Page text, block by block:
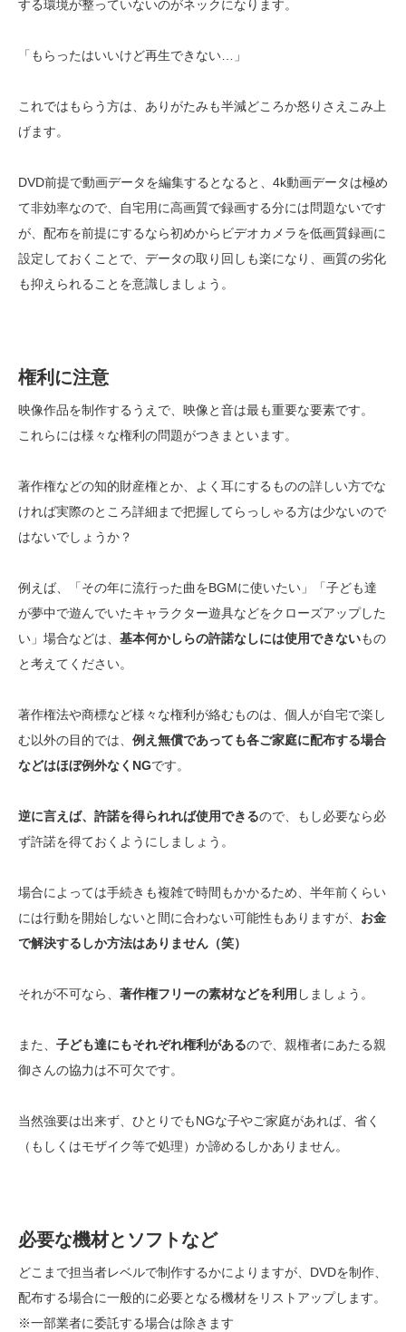
する環境が整っていないのがネックになります。
「もらったはいいけど再生できない…」
これではもらう方は、ありがたみも半減どころか怒りさえこみ上
げます。
DVD前提で動画データを編集するとなると、4k動画データは極め
て非効率なので、自宅用に高画質で録画する分には問題ないです
が、配布を前提にするなら初めからビデオカメラを低画質録画に
設定しておくことで、データの取り回しも楽になり、画質の劣化
も抑えられることを意識しましょう。
権利に注意
映像作品を制作するうえで、映像と音は最も重要な要素です。
これらには様々な権利の問題がつきまといます。
著作権などの知的財産権とか、よく耳にするものの詳しい方でな
ければ実際のところ詳細まで把握してらっしゃる方は少ないので
はないでしょうか？
例えば、「その年に流行った曲をBGMに使いたい」「子ども達
が夢中で遊んでいたキャラクター遊具などをクローズアップした
い」場合などは、 基本何かしらの許諾なしには使用できないもの
と考えてください。
著作権法や商標など様々な権利が絡むものは、個人が自宅で楽し
む以外の目的では、 例え無償であっても各ご家庭に配布する場合
などはほぼ例外なくNGです。
逆に言えば、許諾を得られれば使用できるので、もし必要なら必
ず許諾を得ておくようにしましょう。
場合によっては手続きも複雑で時間もかかるため、半年前くらい
には行動を開始しないと間に合わない可能性もありますが、 お金
で解決するしか方法はありません（笑）
それが不可なら、 著作権フリーの素材などを利用 しましょう。
また、 子ども達にもそれぞれ権利があるので、親権者にあたる親
御さんの協力は不可欠です。
当然強要は出来ず、ひとりでもNGな子やご家庭があれば、省く
（もしくはモザイク等で処理）か諦めるしかありません。
必要な機材とソフトなど
どこまで担当者レベルで制作するかによりますが、DVDを制作、
配布する場合に一般的に必要となる機材をリストアップします。
※一部業者に委託する場合は除きます